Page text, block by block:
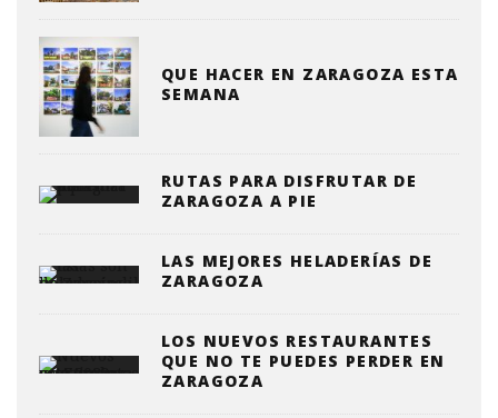
QUE HACER EN ZARAGOZA ESTA
SEMANA
RUTAS PARA DISFRUTAR DE
ZARAGOZA A PIE
LAS MEJORES HELADERÍAS DE
ZARAGOZA
LOS NUEVOS RESTAURANTES
QUE NO TE PUEDES PERDER EN
ZARAGOZA